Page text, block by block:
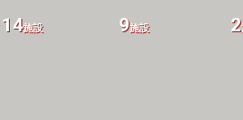
14施設 9施設 2